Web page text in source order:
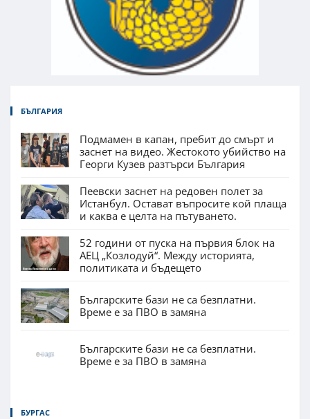
БЪЛГАРИЯ
Подмамен в капан, пребит до смърт и
заснет на видео. Жестокото убийство на
Георги Кузев разтърси България
Пеевски заснет на редовен полет за
Истанбул. Остават въпросите кой плаща
и каква е целта на пътуването.
52 години от пуска на първия блок на
АЕЦ „Козлодуй“. Между историята,
политиката и бъдещето
Българските бази не са безплатни.
Време е за ПВО в замяна
Българските бази не са безплатни.
Време е за ПВО в замяна
БУРГАС